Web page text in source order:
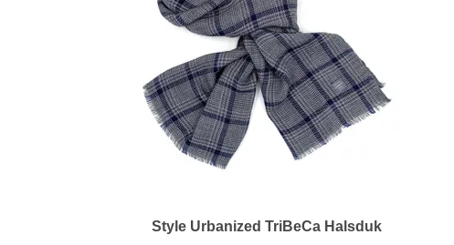
Style Urbanized TriBeCa Halsduk